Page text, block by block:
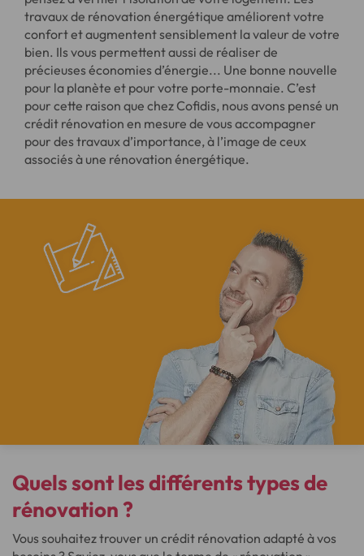
travaux de rénovation énergétique améliorent votre
confort et augmentent sensiblement la valeur de votre
bien. Ils vous permettent aussi de réaliser de
précieuses économies d’énergie... Une bonne nouvelle
pour la planète et pour votre porte-monnaie. C’est
pour cette raison que chez Cofidis, nous avons pensé un
crédit rénovation en mesure de vous accompagner
pour des travaux d’importance, à l’image de ceux
associés à une rénovation énergétique.
Quels sont lesdifférents types de
rénovation ?
Vous souhaitez trouver un crédit rénovation adapté à vos